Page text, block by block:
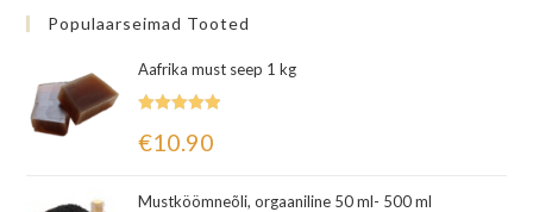
Populaarseimad Tooted
Aafrika must seep 1 kg
5.00/ 5
€10.90
Mustköömneõli, orgaaniline 50 ml- 500 ml